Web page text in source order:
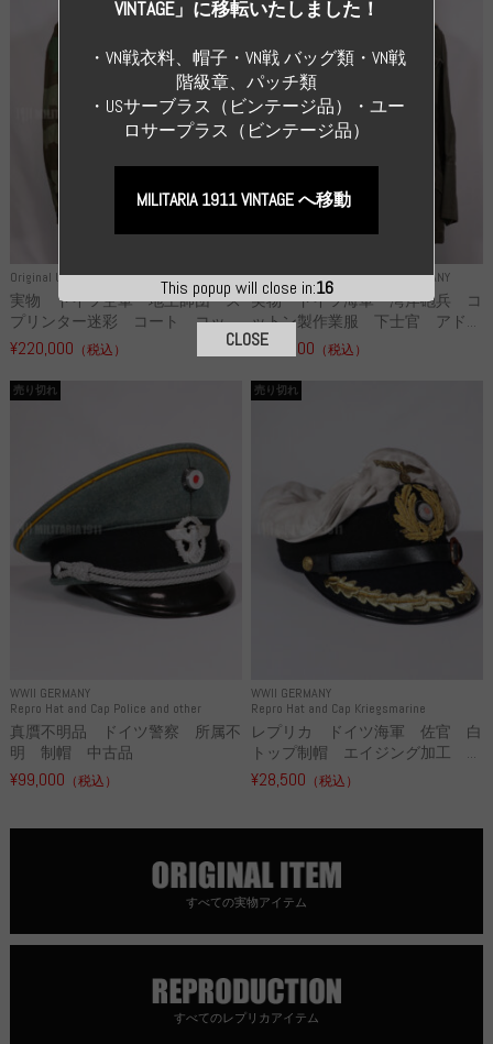
Original Uniform WH WWII GERMANY
実物 ドイツ空軍 地上師団 ス
プリンター迷彩 コート コッ...
¥220,000 （税込）
Original Uniform WH WWII GERMANY
実物 ドイツ海軍 湾岸砲兵 コ
ットン製作業服 下士官 アド...
¥286,000 （税込）
WWII GERMANY
Repro Hat and Cap Police and other
売り切れ
真贋不明品 ドイツ警察 所属不
明 制帽 中古品
¥99,000 （税込）
WWII GERMANY
Repro Hat and Cap Kriegsmarine
売り切れ
レプリカ ドイツ海軍 佐官 白
トップ制帽 エイジング加工 ...
¥28,500 （税込）
すべての実物アイテム
すべてのレプリカアイテム
This popup will close in:16
VINTAGE」に移転いたしました！
・VN戦衣料、帽子・VN戦 バッグ類・VN戦
階級章、パッチ類
・USサーブラス（ビンテージ品）・ユー
ロサープラス（ビンテージ品）
MILITARIA 1911 VINTAGE へ移動
CLOSE